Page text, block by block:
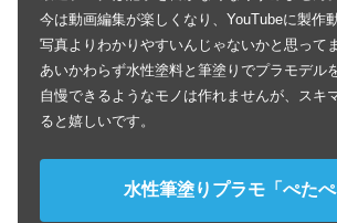
今は動画編集が楽しくなり、YouTubeに製作
写真よりわかりやすいんじゃないかと思ってま
あいかわらず水性塗料と筆塗りでプラモデル
自慢できるようなモノは作れませんが、スキ
ると嬉しいです。
水性筆塗りプラモ「ぺたぺ